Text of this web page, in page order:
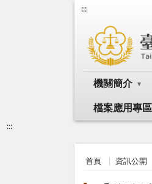
:::
機關簡介
檔案應用專區
:::
首頁 資訊公開